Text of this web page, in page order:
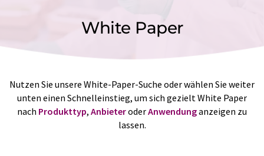
White Paper
Nutzen Sie unsere White-Paper-Suche oder wählen Sie weiter
unten einen Schnelleinstieg, um sich gezielt White Paper
nach Produkttyp, AnbieteroderAnwendunganzeigen zu
lassen.